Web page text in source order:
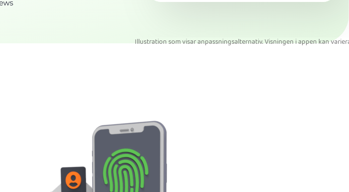
Illustration som visar anpassningsalternativ. Visningen i appen kan